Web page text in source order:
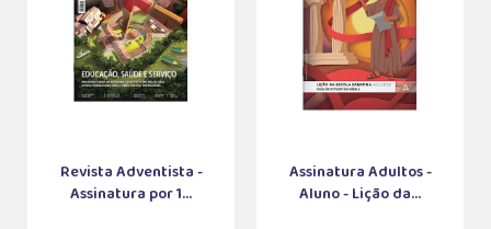
Revista Adventista -
Assinatura por 1...
Assinatura Adultos -
Aluno - Lição da...